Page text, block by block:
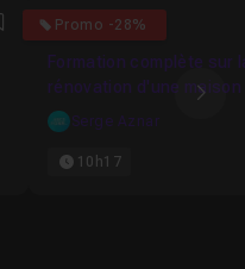
FavoriPromo -28%
4.8571428571429
Formation complète sur
rénovation d'une maison
sous Sketchup
Serge Aznar
10h17